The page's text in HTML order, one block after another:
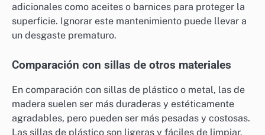
adicionales como aceites o barnices para proteger la
superficie. Ignorar este mantenimiento puede llevar a
un desgaste prematuro.
Comparación con sillas de otros materiales
En comparación con sillas de plástico o metal, las de
madera suelen ser más duraderas y estéticamente
agradables, pero pueden ser más pesadas y costosas.
Las sillas de plástico son ligeras y fáciles de limpiar,